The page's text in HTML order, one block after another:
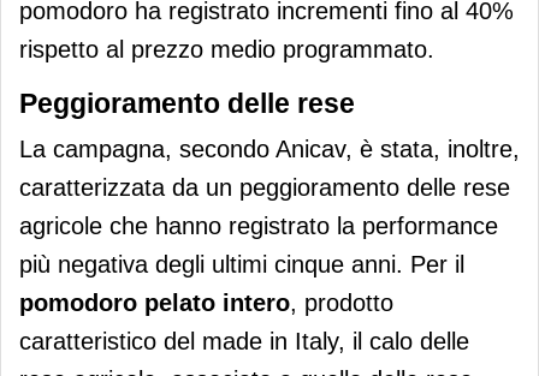
pomodoro ha registrato incrementi fino al 40%
rispetto al prezzo medio programmato.
Peggioramento delle rese
La campagna, secondo Anicav, è stata, inoltre,
caratterizzata da un peggioramento delle rese
agricole che hanno registrato la performance
più negativa degli ultimi cinque anni. Per il
pomodoro pelato intero, prodotto
caratteristico del made in Italy, il calo delle